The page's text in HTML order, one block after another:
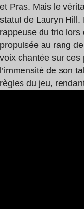
et Pras. Mais le
statut de Lauryn Hill .
rappeuse du trio lors
propulsée au rang
voix chantée sur ces
l’immensité de son
règles du jeu,